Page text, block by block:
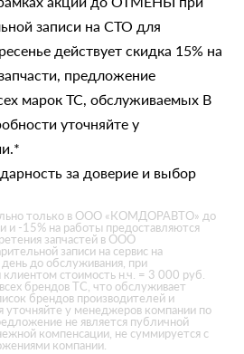
записи на СТО для
действует скидка 15% на
предложение
марок TC, обслуживаемых В
уточняйте у
за доверие и выбор
только в ООО «КОМДОРАВТО» до
-15% на работы предоставляются
запчастей в ООО
записи на сервис на
до обслуживания, при
клиентом стоимость н.ч. = 3 000 руб.
брендов ТС, что обслуживает
брендов производителей и
уточняйте у менеджеров компании по
не является публичной
компенсации, не суммируется с
компании.